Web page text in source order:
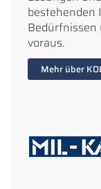
bestehenden
Bedürfnissen
voraus.
Mehr über